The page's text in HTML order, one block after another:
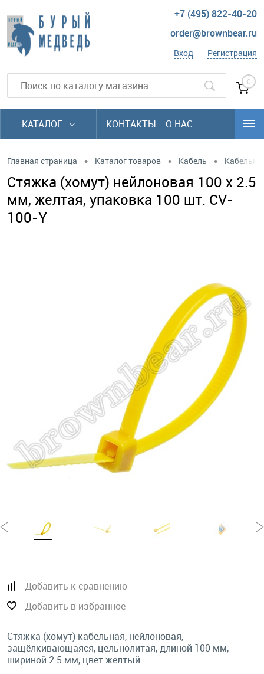
+7 (495) 822-40-20
order@brownbear.ru
Вход Регистрация
0
КАТАЛОГ КОНТАКТЫ О НАС
Главная страница • Каталог товаров • Кабель •
Стяжка (хомут) нейлоновая 100 x 2.5
мм, желтая, упаковка 100 шт. CV-
100-Y
Добавить к сравнению
Добавить в избранное
Стяжка (хомут) кабельная, нейлоновая,
защёлкивающаяся, цельнолитая, длиной 100 мм,
шириной 2.5 мм, цвет жёлтый.